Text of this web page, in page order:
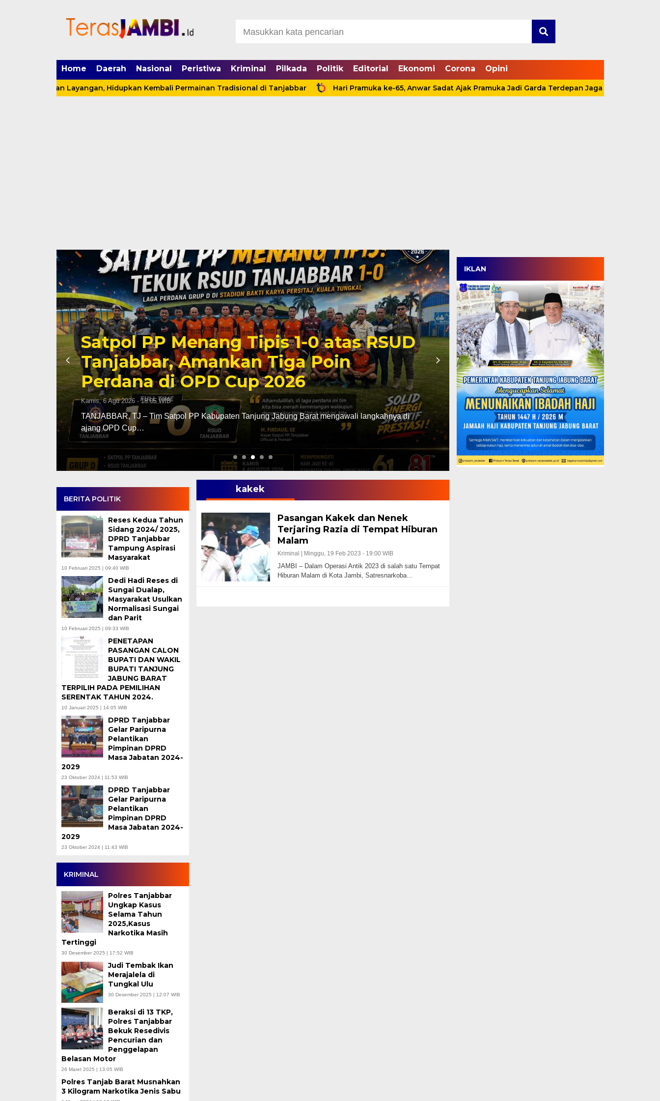
Home Daerah Nasional Peristiwa Kriminal Pilkada Politik Editorial Ekonomi Corona Opini
Sauk’an Layangan, Hidupkan Kembali Permainan Tradisional di Tanjabbar Hari Pramuka ke-65, Anwar Sadat Ajak Pramuka Jadi Garda Terdepan Jaga Lingkungan Lewat
Satpol PP Menang Tipis 1-0 atas RSUD
Tanjabbar, Amankan Tiga Poin
Perdana di OPD Cup 2026
Kamis, 6 Agu 2026 - 18:05 WIB
TANJABBAR, TJ – Tim Satpol PP Kabupaten Tanjung Jabung Barat mengawali langkahnya di
ajang OPD Cup…
HKM dan Etnis
Bhineka
Persatuan Harus
Sekadar Slogan
Kamis, 6 Agu 2026 - 13:38 WIB
TANJABBAR, TJ – Pergelaran Seni Budaya
Barat resmi ditutup dengan…
BERITA POLITIK
Reses Kedua Tahun
Sidang 2024/ 2025,
DPRD Tanjabbar
Tampung Aspirasi
Masyarakat
10 Februari 2025 | 09:40 WIB
Dedi Hadi Reses di
Sungai Dualap,
Masyarakat Usulkan
Normalisasi Sungai
dan Parit
10 Februari 2025 | 09:33 WIB
PENETAPAN
PASANGAN CALON
BUPATI DAN WAKIL
BUPATI TANJUNG
JABUNG BARAT
TERPILIH PADA PEMILIHAN
SERENTAK TAHUN 2024.
10 Januari 2025 | 14:05 WIB
DPRD Tanjabbar
Gelar Paripurna
Pelantikan
Pimpinan DPRD
Masa Jabatan 2024-
2029
23 Oktober 2024 | 11:53 WIB
DPRD Tanjabbar
Gelar Paripurna
Pelantikan
Pimpinan DPRD
Masa Jabatan 2024-
2029
23 Oktober 2024 | 11:43 WIB
KRIMINAL
Polres Tanjabbar
Ungkap Kasus
Selama Tahun
2025,Kasus
Narkotika Masih
Tertinggi
30 Desember 2025 | 17:52 WIB
Judi Tembak Ikan
Merajalela di
Tungkal Ulu
30 Desember 2025 | 12:07 WIB
Beraksi di 13 TKP,
Polres Tanjabbar
Bekuk Resedivis
Pencurian dan
Penggelapan
Belasan Motor
26 Maret 2025 | 13:05 WIB
Polres Tanjab Barat Musnahkan
3 Kilogram Narkotika Jenis Sabu
kakek
Pasangan Kakek dan Nenek
Terjaring Razia di Tempat Hiburan
Malam
Kriminal | Minggu, 19 Feb 2023 - 19:00 WIB
JAMBI – Dalam Operasi Antik 2023 di salah satu Tempat
Hiburan Malam di Kota Jambi, Satresnarkoba…
IKLAN